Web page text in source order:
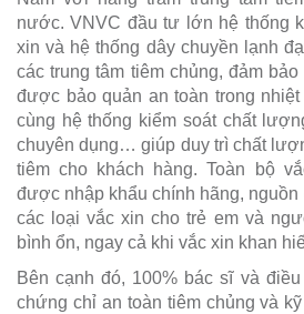
nước. VNVC đầu tư lớn hệ thống
xin và hệ thống dây chuyền lạnh
các trung tâm tiêm chủng, đảm
được bảo quản an toàn trong
cùng hệ thống kiểm soát chất
chuyên dụng… giúp duy trì chất
tiêm cho khách hàng. Toàn bộ
được nhập khẩu chính hãng,
các loại vắc xin cho trẻ em và
bình ổn, ngay cả khi vắc xin khan
Bên cạnh đó, 100% bác sĩ và
chứng chỉ an toàn tiêm chủng và